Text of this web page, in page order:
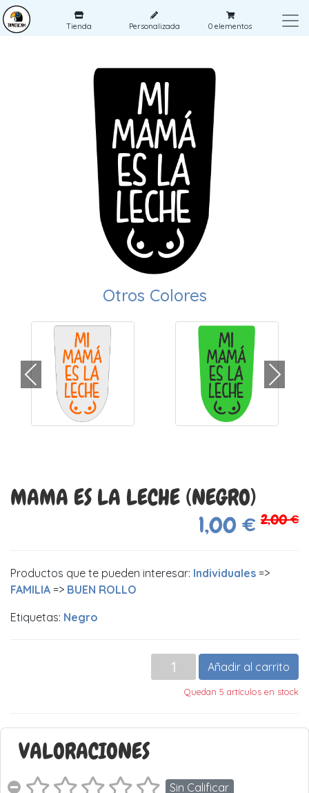
Tienda Personalizada 0 elementos
Otros Colores
MAMA ES LA LECHE (NEGRO)
1,00 € 2,00 €
Productos que te pueden interesar: Individuales =>
FAMILIA => BUEN ROLLO
Etiquetas: Negro
Añadir al carrito
Quedan 5 artículos en stock
VALORACIONES
Sin Calificar